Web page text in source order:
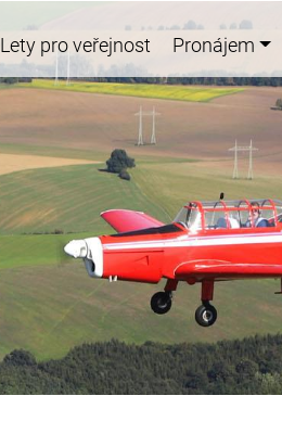
Lety pro veřejnost Pronájem